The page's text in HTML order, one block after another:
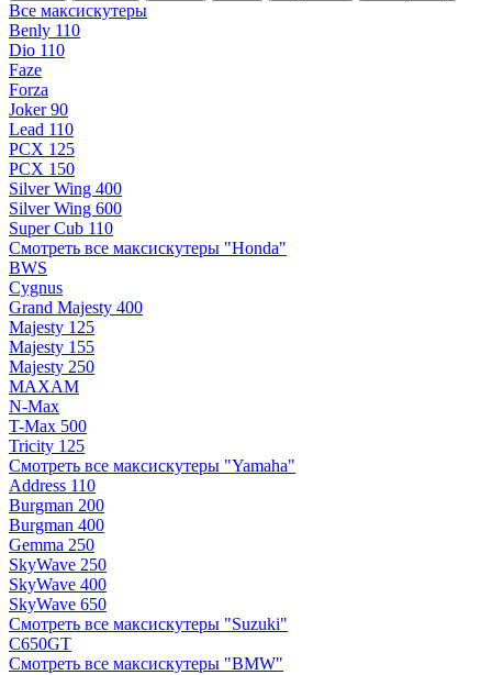
Все максискутеры
Benly 110
Dio 110
Faze
Forza
Joker 90
Lead 110
PCX 125
PCX 150
Silver Wing 400
Silver Wing 600
Super Cub 110
Смотреть все максискутеры "Honda"
BWS
Cygnus
Grand Majesty 400
Majesty 125
Majesty 155
Majesty 250
MAXAM
N-Max
T-Max 500
Tricity 125
Смотреть все максискутеры "Yamaha"
Address 110
Burgman 200
Burgman 400
Gemma 250
SkyWave 250
SkyWave 400
SkyWave 650
Смотреть все максискутеры "Suzuki"
C650GT
Смотреть все максискутеры "BMW"